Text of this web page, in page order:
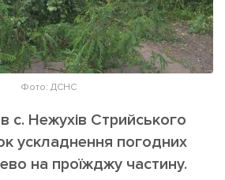
Фото/Відео
Made in Lviv
Фото: ДСНС
с. Нежухів Стрийського
ускладнення погодних
на проїжджу частину.